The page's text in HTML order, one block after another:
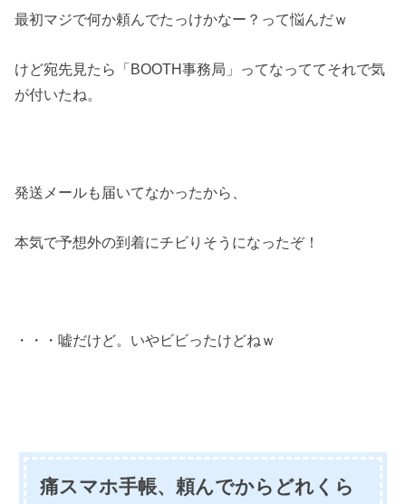
最初マジで何か頼んでたっけかなー？って悩んだｗ
けど宛先見たら「BOOTH事務局」ってなっててそれで気
が付いたね。
発送メールも届いてなかったから、
本気で予想外の到着にチビりそうになったぞ！
・・・嘘だけど。いやビビったけどねｗ
痛スマホ手帳、頼んでからどれくら